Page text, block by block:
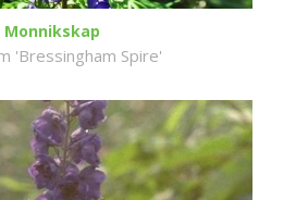
Monnikskap
'Bressingham Spire'